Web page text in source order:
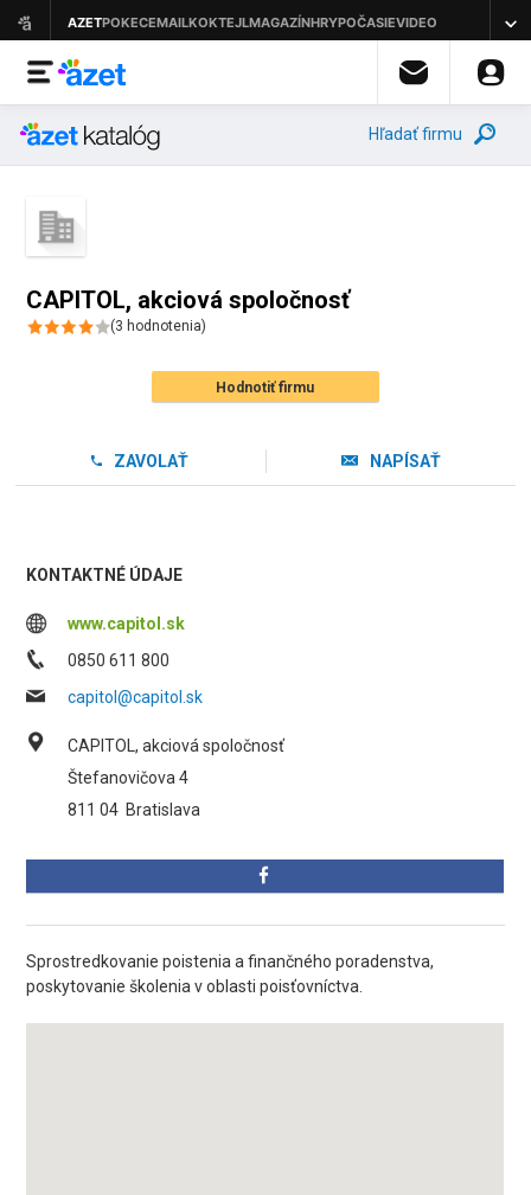
Hľadať firmu
CAPITOL, akciová spoločnosť
(3 hodnotenia)
Hodnotiť firmu
ZAVOLAŤ NAPÍSAŤ
KONTAKTNÉ ÚDAJE
www.capitol.sk
0850 611 800
capitol@capitol.sk
CAPITOL, akciová spoločnosť
Štefanovičova 4
811 04 Bratislava
Sprostredkovanie poistenia a finančného poradenstva,
poskytovanie školenia v oblasti poisťovníctva.